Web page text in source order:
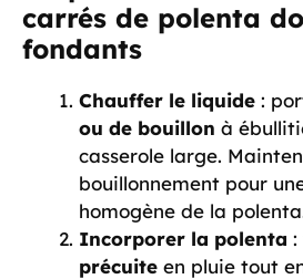
carrés de polenta
fondants
Chauffer le liquide :
ou de bouillon à
casserole large.
bouillonnement pour
homogène de la
Incorporer la polenta :
précuite en pluie tout